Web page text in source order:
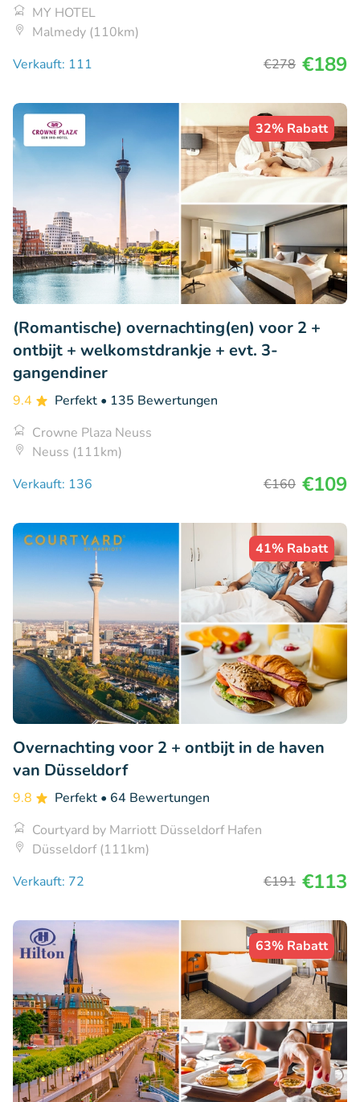
MY HOTEL
Malmedy (110km)
Verkauft: 111
€278 €189
32% Rabatt
(Romantische) overnachting(en) voor 2 +
ontbijt + welkomstdrankje + evt. 3-
gangendiner
9.4 Perfekt • 135 Bewertungen
Crowne Plaza Neuss
Neuss (111km)
Verkauft: 136
€160 €109
41% Rabatt
Overnachting voor 2 + ontbijt in de haven
van Düsseldorf
9.8 Perfekt • 64 Bewertungen
Courtyard by Marriott Düsseldorf Hafen
Düsseldorf (111km)
Verkauft: 72
€191 €113
63% Rabatt